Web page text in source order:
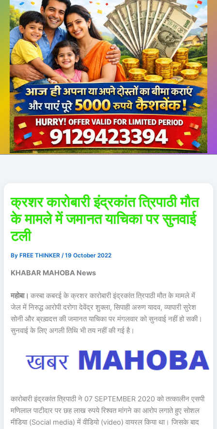
क्रशर कारोबारी इंद्रकांत त्रिपाठी मौत
के मामले में जमानत याचिका पर सुनवाई
टली
By FREE THINKER/19 October 2022
KHABAR MAHOBA News
महोबा।कस्बा कबरई के क्रशर कारोबारी इंद्रकांत त्रिपाठी मौत के मामले में
जेल में निरुद्ध आरोपी दरोगा देवेंद्र शुक्ला, सिपाही अरुण यादव, व्यापारी सुरेश
सोनी और ब्रह्मदत्त की जमानत याचिका पर मंगलवार को सुनवाई नहीं हो सकी।
सुनवाई के लिए अगली तिथि भी तय नहीं की गई है।
कारोबारी इंद्रकांत त्रिपाठी ने 07 SEPTEMBER 2020 को तत्कालीन एसपी
मणिलाल पाटीदार पर छह लाख रुपये रिश्वत मांगने का आरोप लगाते हुए सोशल
मीडिया (Social media) में वीडियो (video) वायरल किया था। जिसके बाद